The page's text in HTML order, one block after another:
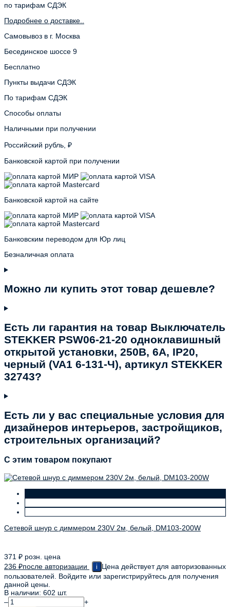
по тарифам СДЭК
Подробнее о доставке..
Самовывоз в г. Москва
Бесединское шоссе 9
Бесплатно
Пункты выдачи СДЭК
По тарифам СДЭК
Способы оплаты
Наличными при получении
Российский рубль, ₽
Банковской картой при получении
Банковской картой на сайте
Банковским переводом для Юр лиц
Безналичная оплата
Можно ли купить этот товар дешевле?
Есть ли гарантия на товар Выключатель
STEKKER PSW06-21-20 одноклавишный
открытой установки, 250В, 6А, IP20,
черный (VA1 6-131-Ч), артикул STEKKER
32743?
Есть ли у вас специальные условия для
дизайнеров интерьеров, застройщиков,
строительных организаций?
C этим товаром покупают
Сетевой шнур с диммером 230V 2м, белый, DM103-200W
371 ₽ розн. цена
236 ₽после авторизации i
Цена действует для авторизованных
пользователей. Войдите или зарегистрируйтесь для получения
данной цены.
В наличии: 602 шт.
–
+